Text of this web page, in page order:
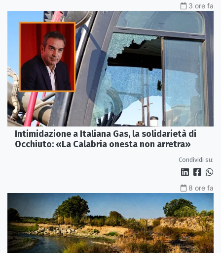
3 ore fa
Intimidazione a Italiana Gas, la solidarietà di
Occhiuto: «La Calabria onesta non arretra»
Condividi su:
8 ore fa